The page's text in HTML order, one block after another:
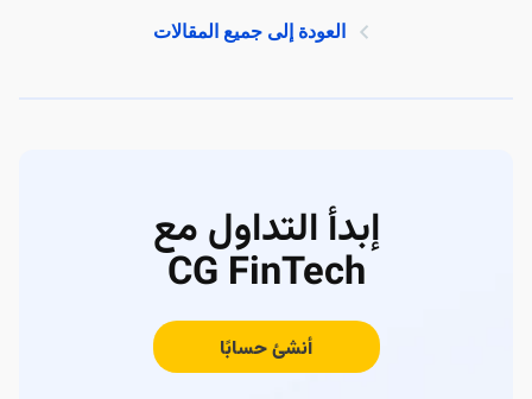
العودة إلى جميع المقالات
إبدأ التداول مع
CG FinTech
أنشئ حسابًا